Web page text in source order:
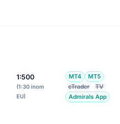
1:500
(1:30 inom
EU)
MT4
MT5
cTrader
TV
Admirals App